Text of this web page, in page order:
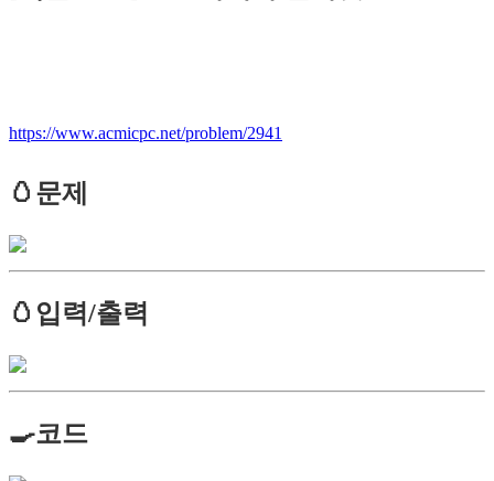
https://www.acmicpc.net/problem/2941
🥚문제
🥚입력/출력
🍳코드